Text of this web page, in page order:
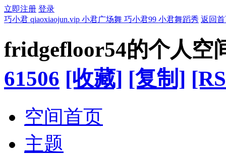
立即注册 登录
巧小君 qiaoxiaojun.vip 小君广场舞 巧小君99 小君舞蹈秀 返回
fridgefloor54的个人空
61506 [收藏] [复制]
空间首页
主题